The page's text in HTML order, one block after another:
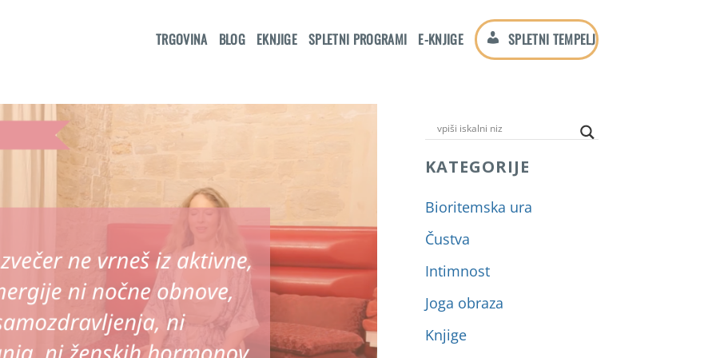
TRGOVINA BLOG EKNJIGE SPLETNI PROGRAMI E-KNJIGE SPLETNI TEMPELJ
KATEGORIJE
Bioritemska ura
Čustva
Intimnost
Joga obraza
Knjige